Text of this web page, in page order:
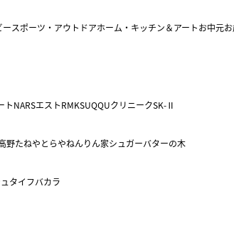
ースポーツ・アウトドアホーム・キッチン＆アートお中元
トNARSエストRMKSUQQUクリニークSK-Ⅱ
野たねやとらやねんりん家シュガーバターの木
タイフバカラ